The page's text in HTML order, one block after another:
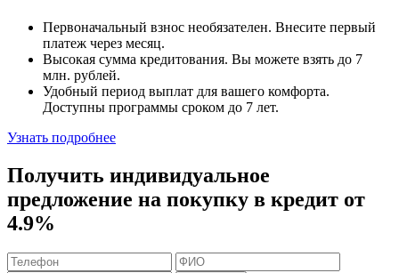
Первоначальный взнос необязателен. Внесите первый
платеж через месяц.
Высокая сумма кредитования. Вы можете взять до 7
млн. рублей.
Удобный период выплат для вашего комфорта.
Доступны программы сроком до 7 лет.
Узнать подробнее
Получить индивидуальное
предложение на покупку в кредит от
4.9%